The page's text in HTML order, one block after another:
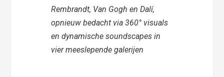
Rembrandt, Van Gogh en Dalí,
opnieuw bedacht via 360° visuals
en dynamische soundscapes in
vier meeslepende galerijen